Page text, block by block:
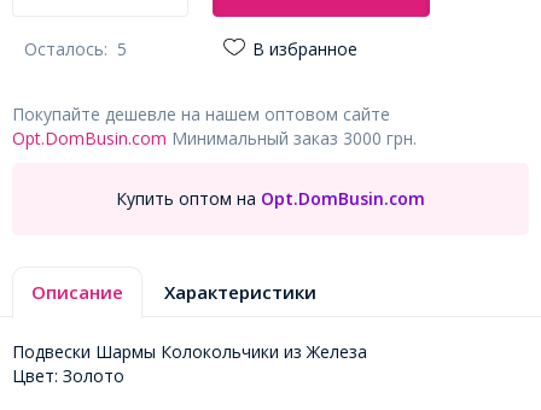
Осталось: 5 В избранное
Покупайте дешевле на нашем оптовом сайте
Opt.DomBusin.com Минимальный заказ 3000 грн.
Купить оптом на Opt.DomBusin.com
Описание Характеристики
Подвески Шармы Колокольчики из Железа
Цвет: Золото